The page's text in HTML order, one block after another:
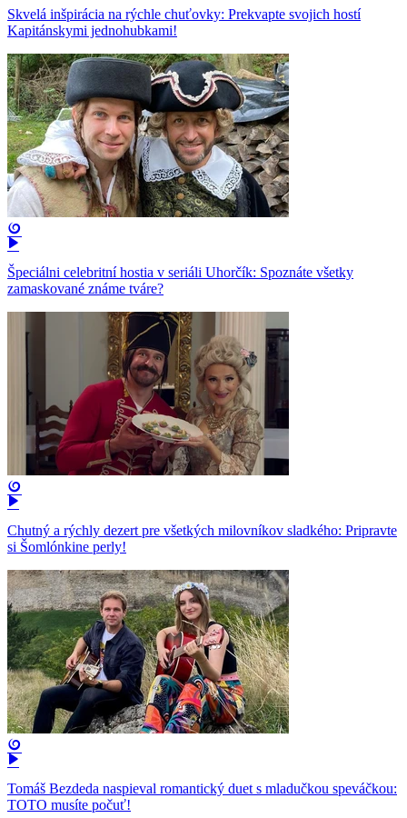
Skvelá inšpirácia na rýchle chuťovky: Prekvapte svojich hostí
Kapitánskymi jednohubkami!
Špeciálni celebritní hostia v seriáli Uhorčík: Spoznáte všetky
zamaskované známe tváre?
Chutný a rýchly dezert pre všetkých milovníkov sladkého: Pripravte
si Šomlónkine perly!
Tomáš Bezdeda naspieval romantický duet s mladučkou speváčkou:
TOTO musíte počuť!